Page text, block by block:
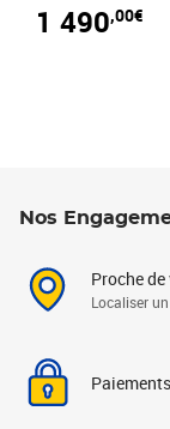
1 490,00€
Nos
Proche
Localiser